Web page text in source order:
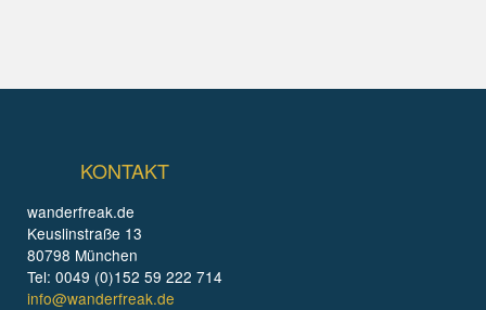
KONTAKT
wanderfreak.de
Keuslinstraße 13
80798 München
Tel: 0049 (0)152 59 222 714
info@wanderfreak.de